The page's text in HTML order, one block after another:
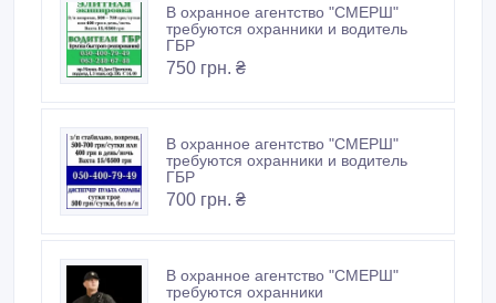
В охранное агентство "СМЕРШ"
требуются охранники и водитель
ГБР
750 грн. ₴
В охранное агентство "СМЕРШ"
требуются охранники и водитель
ГБР
700 грн. ₴
В охранное агентство "СМЕРШ"
требуются охранники